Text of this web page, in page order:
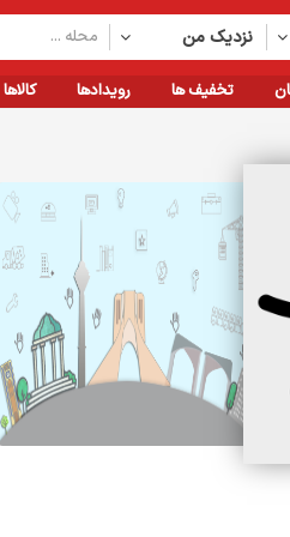
نزدیک من
کالاها رویدادها تخفیف ها